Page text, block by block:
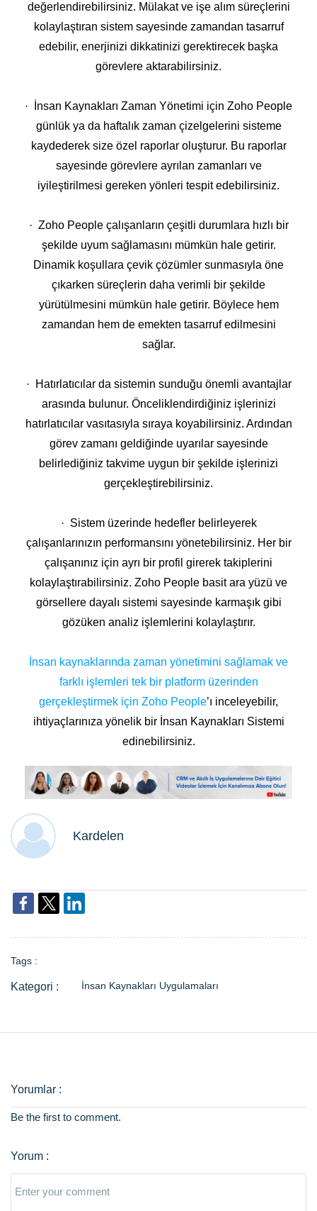
değerlendirebilirsiniz. Mülakat ve işe alım süreçlerini
kolaylaştıran sistem sayesinde zamandan tasarruf
edebilir, enerjinizi dikkatinizi gerektirecek başka
görevlere aktarabilirsiniz.
· İnsan Kaynakları Zaman Yönetimi için Zoho People
günlük ya da haftalık zaman çizelgelerini sisteme
kaydederek size özel raporlar oluşturur. Bu raporlar
sayesinde görevlere ayrılan zamanları ve
iyileştirilmesi gereken yönleri tespit edebilirsiniz.
· Zoho People çalışanların çeşitli durumlara hızlı bir
şekilde uyum sağlamasını mümkün hale getirir.
Dinamik koşullara çevik çözümler sunmasıyla öne
çıkarken süreçlerin daha verimli bir şekilde
yürütülmesini mümkün hale getirir. Böylece hem
zamandan hem de emekten tasarruf edilmesini
sağlar.
· Hatırlatıcılar da sistemin sunduğu önemli avantajlar
arasında bulunur. Önceliklendirdiğiniz işlerinizi
hatırlatıcılar vasıtasıyla sıraya koyabilirsiniz. Ardından
görev zamanı geldiğinde uyarılar sayesinde
belirlediğiniz takvime uygun bir şekilde işlerinizi
gerçekleştirebilirsiniz.
· Sistem üzerinde hedefler belirleyerek
çalışanlarınızın performansını yönetebilirsiniz. Her bir
çalışanınız için ayrı bir profil girerek takiplerini
kolaylaştırabilirsiniz. Zoho People basit ara yüzü ve
görsellere dayalı sistemi sayesinde karmaşık gibi
gözüken analiz işlemlerini kolaylaştırır.
İnsan kaynaklarında zaman yönetimini sağlamak ve
farklı işlemleri tek bir platform üzerinden
gerçekleştirmek için Zoho People’ı inceleyebilir,
ihtiyaçlarınıza yönelik bir İnsan Kaynakları Sistemi
edinebilirsiniz.
Kardelen
Tags :
İnsan Kaynakları Uygulamaları
Be the first to comment.